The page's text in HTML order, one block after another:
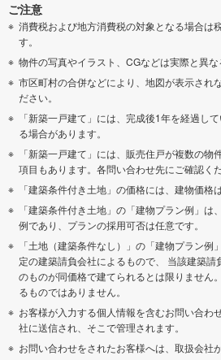
ご注意
消費税および地方消費税の対象となる場合は
す。
物件の写真やイラスト、CGなどは実際と異な
市区町村の合併などにより、地図が表示され
ださい。
「新築一戸建て」には、完成後1年を経過し
る場合があります。
「新築一戸建て」には、販売住戸が複数の
項目もあります。各問い合わせ先にご確認くだ
「建築条件付き土地」の価格には、建物価格
「建築条件付き土地」の「建物プラン例」
例であり、プランの採用可否は任意です。
「土地（建築条件なし）」の「建物プラン
定の建築請負会社によるもので、 当該建築
のものが同価格で建てられるとは限りません
るものではありません。
お客様が入力する個人情報を含むお問い合わ
社に送信され、そこで管理されます。
お問い合わせをされたお客様へは、取扱会社